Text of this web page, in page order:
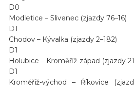
D0
Modletice – Slivenec (zjazdy 76–16)
D1
Chodov – Kývalka (zjazdy 2–182)
D1
Holubice – Kroměříž-západ (zjazdy
D1
Kroměříž-východ – Říkovice